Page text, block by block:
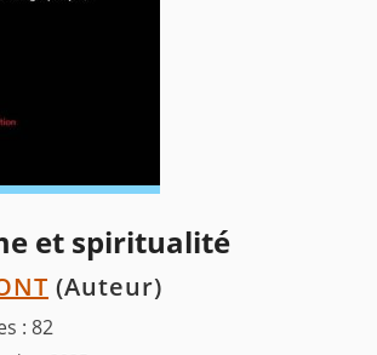
et spiritualité
(Auteur)
: 82